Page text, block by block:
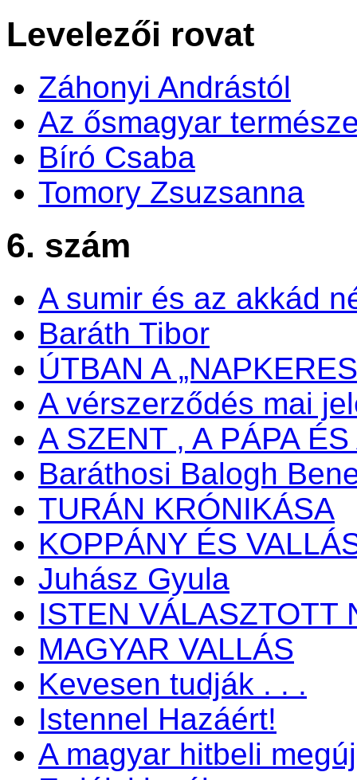
Levelezői rovat
Záhonyi Andrástól
Az ősmagyar
Bíró Csaba
Tomory Zsuzsanna
6. szám
A sumir és az akkád
Baráth Tibor
ÚTBAN A
A vérszerződés mai
A SZENT , A PÁPA
Baráthosi Balogh
TURÁN KRÓNIKÁSA
KOPPÁNY ÉS
Juhász Gyula
ISTEN VÁLASZTOTT
MAGYAR VALLÁS
Kevesen tudják . . .
Istennel Hazáért!
A magyar hitbeli